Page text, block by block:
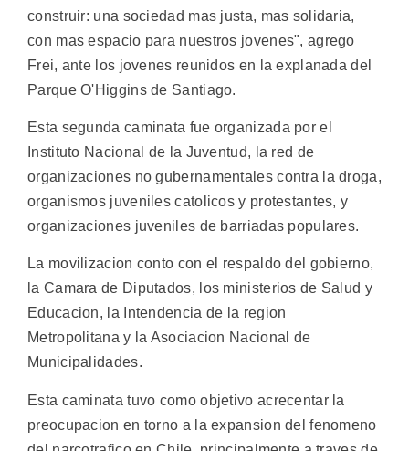
construir: una sociedad mas justa, mas solidaria,
con mas espacio para nuestros jovenes", agrego
Frei, ante los jovenes reunidos en la explanada del
Parque O'Higgins de Santiago.
Esta segunda caminata fue organizada por el
Instituto Nacional de la Juventud, la red de
organizaciones no gubernamentales contra la droga,
organismos juveniles catolicos y protestantes, y
organizaciones juveniles de barriadas populares.
La movilizacion conto con el respaldo del gobierno,
la Camara de Diputados, los ministerios de Salud y
Educacion, la Intendencia de la region
Metropolitana y la Asociacion Nacional de
Municipalidades.
Esta caminata tuvo como objetivo acrecentar la
preocupacion en torno a la expansion del fenomeno